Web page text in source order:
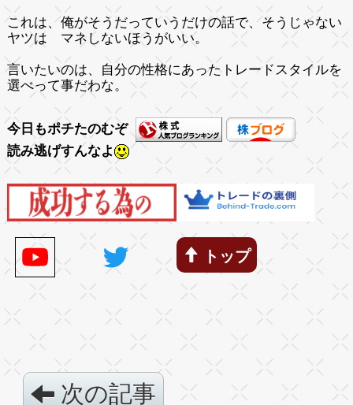
これは、俺がそうだっていうだけの話で、そうじゃない
ヤツは マネしないほうがいい。
言いたいのは、自分の性格にあったトレードスタイルを
選べって事だわな。
今日もポチたのむぞ
読み逃げすんなよ
トップ
次の記事